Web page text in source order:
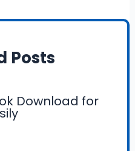
Posts
Download for